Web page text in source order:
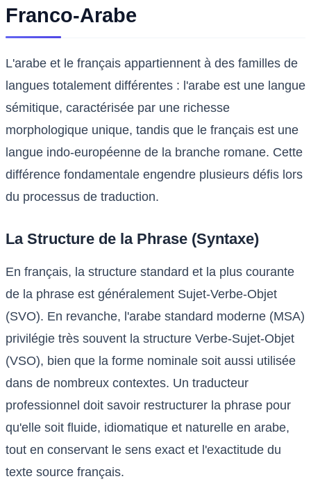
Franco-Arabe
L'arabe et le français appartiennent à des familles de
langues totalement différentes : l'arabe est une langue
sémitique, caractérisée par une richesse
morphologique unique, tandis que le français est une
langue indo-européenne de la branche romane. Cette
différence fondamentale engendre plusieurs défis lors
du processus de traduction.
La Structure de la Phrase (Syntaxe)
En français, la structure standard et la plus courante
de la phrase est généralement Sujet-Verbe-Objet
(SVO). En revanche, l'arabe standard moderne (MSA)
privilégie très souvent la structure Verbe-Sujet-Objet
(VSO), bien que la forme nominale soit aussi utilisée
dans de nombreux contextes. Un traducteur
professionnel doit savoir restructurer la phrase pour
qu'elle soit fluide, idiomatique et naturelle en arabe,
tout en conservant le sens exact et l'exactitude du
texte source français.